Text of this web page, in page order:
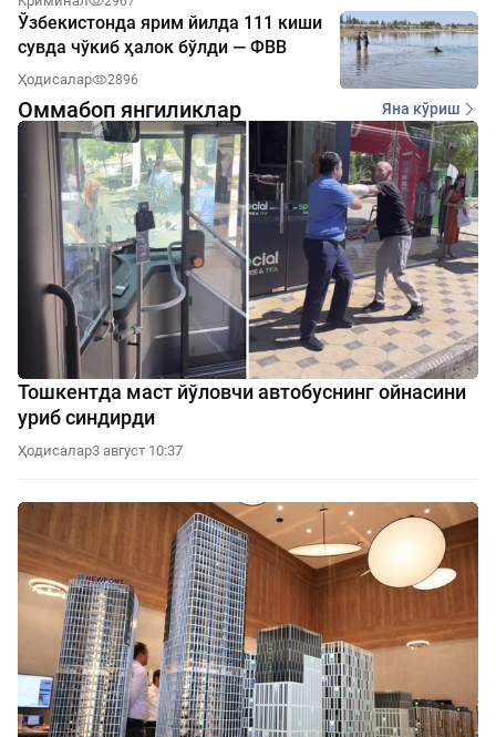
Ўзбекистонда ярим йилда 111 киши
сувда чўкиб ҳалок бўлди — ФВВ
Ҳодисалар 2896
Оммабоп янгиликлар Яна кўриш
Тошкентда маст йўловчи автобуснинг ойнасини
уриб синдирди
Ҳодисалар3 август 10:37